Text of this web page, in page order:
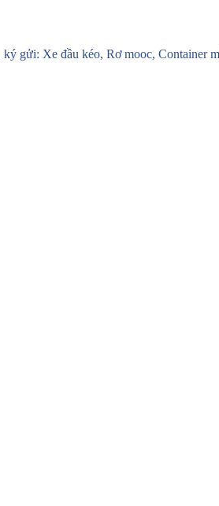
gửi: Xe đầu kéo, Rơ mooc, Container